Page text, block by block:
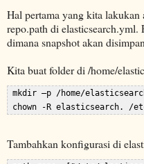
Hal pertama yang kita lakukan
repo.path di
dimana snapshot akan
Kita buat folder di /home/
mkdir –p /home/
Tambahkan konfigurasi di